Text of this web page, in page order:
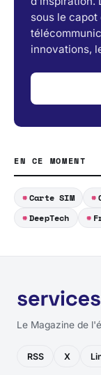
sous le capot
innovations,
EN CE MOMENT
Carte SIM
DeepTech
Le Magazine de
RSS X